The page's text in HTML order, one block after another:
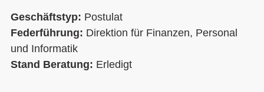
Geschäftstyp: Postulat
Federführung: Direktion für Finanzen, Personal
und Informatik
Stand Beratung: Erledigt